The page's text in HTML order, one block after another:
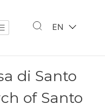
EN
di Santo
of Santo